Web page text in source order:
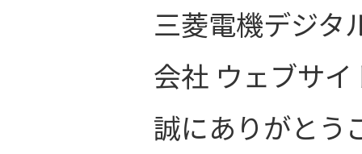
三菱電機デジタ
会社 ウェブサ
誠にありがとう